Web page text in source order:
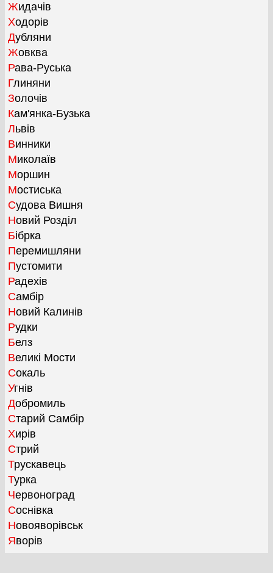
Жидачів
Ходорів
Дубляни
Жовква
Рава-Руська
Глиняни
Золочів
Кам'янка-Бузька
Львів
Винники
Миколаїв
Моршин
Мостиська
Судова Вишня
Новий Розділ
Бібрка
Перемишляни
Пустомити
Радехів
Самбір
Новий Калинів
Рудки
Белз
Великі Мости
Сокаль
Угнів
Добромиль
Старий Самбір
Хирів
Стрий
Трускавець
Турка
Червоноград
Соснівка
Новояворівськ
Яворів